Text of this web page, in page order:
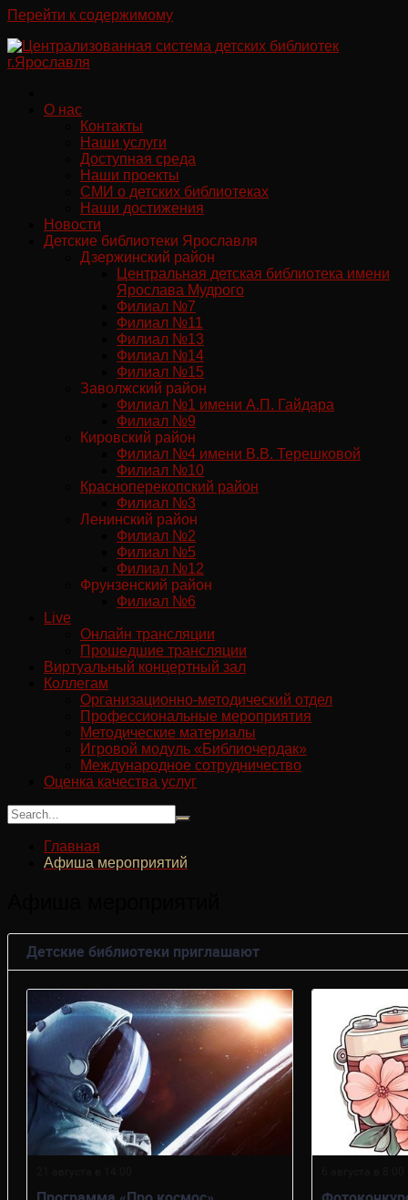
Перейти к содержимому
О нас
Контакты
Наши услуги
Доступная среда
Наши проекты
СМИ о детских библиотеках
Наши достижения
Новости
Детские библиотеки Ярославля
Дзержинский район
Центральная детская библиотека имени
Ярослава Мудрого
Филиал №7
Филиал №11
Филиал №13
Филиал №14
Филиал №15
Заволжский район
Филиал №1 имени А.П. Гайдара
Филиал №9
Кировский район
Филиал №4 имени В.В. Терешковой
Филиал №10
Красноперекопский район
Филиал №3
Ленинский район
Филиал №2
Филиал №5
Филиал №12
Фрунзенский район
Филиал №6
Live
Онлайн трансляции
Прошедшие трансляции
Виртуальный концертный зал
Коллегам
Организационно-методический отдел
Профессиональные мероприятия
Методические материалы
Игровой модуль «Библиочердак»
Международное сотрудничество
Оценка качества услуг
Главная
Афиша мероприятий